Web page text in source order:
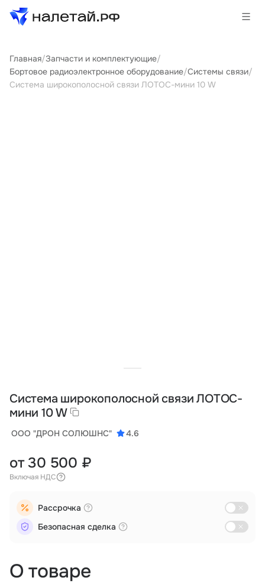
Товары
Главная/Запчасти и комплектующие/
Бортовое радиоэлектронное оборудование/Системы связи/
Система широкополосной связи ЛОТОС-мини 10 W
О товаре
Система широкополосной связи ЛОТОС-
мини 10 W
ООО "ДРОН СОЛЮШНС" 4.6
от 30 500 ₽
Включая НДС
Рассрочка
Безопасная сделка